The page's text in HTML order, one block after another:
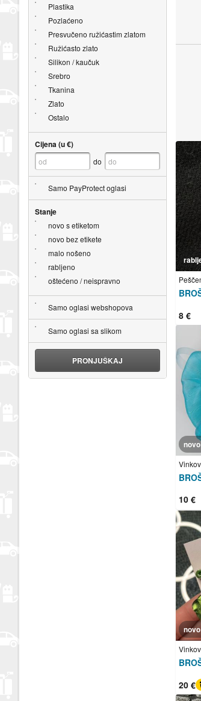
8 €
10 €
20 €
Plastika
Pozlaćeno
Presvučeno ružićastim zlatom
Ružićasto zlato
Silikon / kaučuk
Srebro
Tkanina
Zlato
Ostalo
Cijena (u €)
do
Samo PayProtect oglasi
Stanje
novo s etiketom
novo bez etikete
malo nošeno
rabljeno
oštećeno / neispravno
Samo oglasi webshopova
Samo oglasi sa slikom
PRONJUŠKAJ